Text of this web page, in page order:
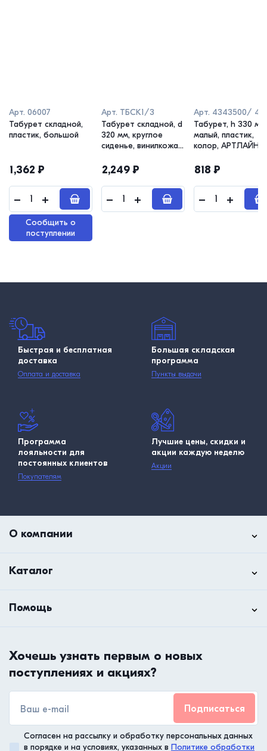
Арт. 06007
Табурет складной,
пластик, большой
1,362 ₽
Сообщить о
поступлении
Арт. ТБСК1/3
Табурет складной, d
320 мм, круглое
сиденье, винилкожа,
2,249₽
Арт. 4343500/
Табурет, h 330 мм,
малый, пластик,
колор, АРТЛАЙН
818 ₽
Быстрая и бесплатная
доставка
Оплата и доставка
Большая складская
программа
Пункты выдачи
Программа
лояльности для
постоянных клиентов
Покупателям
Лучшие цены, скидки и
акции каждую неделю
Акции
О компании
Каталог
Помощь
Хочешь узнать первым о новых
поступлениях и акциях?
Подписаться
Согласен на рассылку и обработку персональных данных
в порядке и на условиях, указанных в Политике обработки